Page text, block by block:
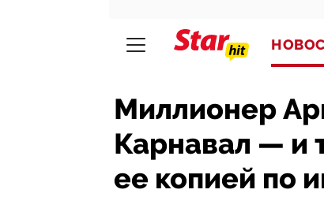
Миллионер
Карнавал — и
ее копией по